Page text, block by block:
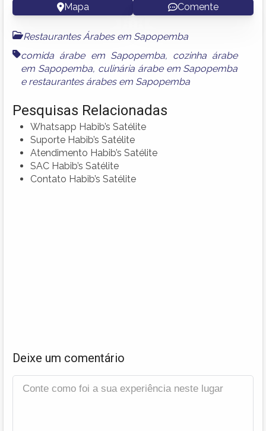
Mapa Comente
Restaurantes Árabes em Sapopemba
comida árabe em Sapopemba, cozinha árabe
em Sapopemba, culinária árabe em Sapopemba
e restaurantes árabes em Sapopemba
Pesquisas Relacionadas
Whatsapp Habib’s Satélite
Suporte Habib’s Satélite
Atendimento Habib’s Satélite
SAC Habib’s Satélite
Contato Habib’s Satélite
Deixe um comentário